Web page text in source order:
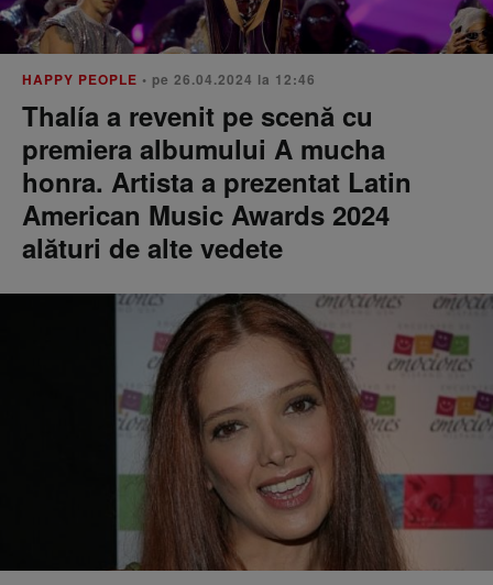
HAPPY PEOPLE • pe 26.04.2024 la 12:46
Thalía a revenit pe scenă cu
premiera albumului A mucha
honra. Artista a prezentat Latin
American Music Awards 2024
alături de alte vedete